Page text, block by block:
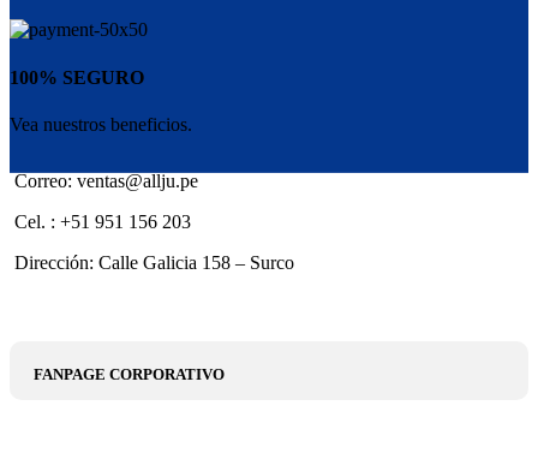
100% SEGURO
Vea nuestros beneficios.
Correo: ventas@allju.pe
Cel. : +51 951 156 203
Dirección: Calle Galicia 158 – Surco
FANPAGE CORPORATIVO